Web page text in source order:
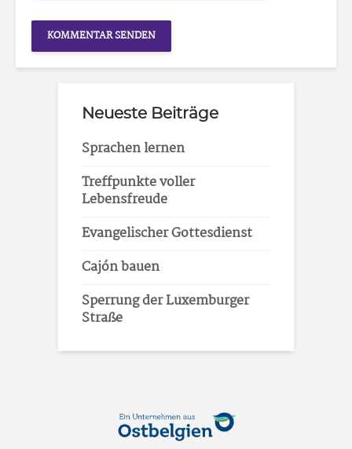
Neueste Beiträge
Sprachen lernen
Treffpunkte voller
Lebensfreude
Evangelischer Gottesdienst
Cajón bauen
Sperrung der Luxemburger
Straße